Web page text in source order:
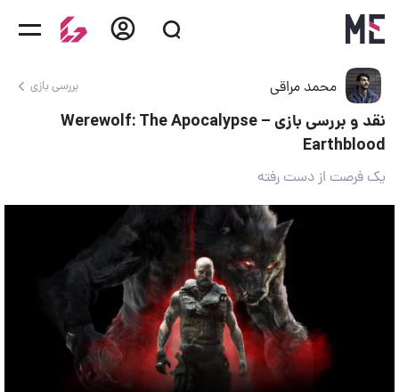
محمد مراقی بررسی بازی
نقد و بررسی بازی Werewolf: The Apocalypse –
Earthblood
یک فرصت از دست رفته